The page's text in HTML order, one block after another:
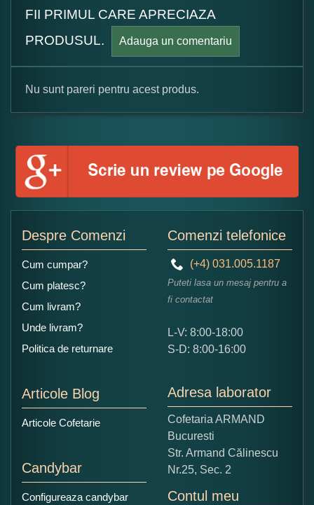
FII PRIMUL CARE APRECIAZA
PRODUSUL.
Adauga un comentariu
Formular pareri client
Numele dumneavoastra:
Ce nota acordati acestui produs?
5
Copiati alaturi numarul din imagine:
Nu sunt pareri pentru acest produs.
Despre Comenzi
Cum cumpar?
Cum platesc?
Cum livram?
Unde livram?
Politica de returnare
Articole Blog
Articole Cofetarie
Candybar
Configureaza candybar
Comenzi telefonice
(+4) 031.005.1187
Puteti lasa un mesaj pentru a
fi contactat
L-V: 8:00-18:00
S-D: 8:00-16:00
Adresa laborator
Cofetaria ARMAND
Bucuresti
Str. Armand Călinescu
Nr.25, Sec. 2
Contul meu